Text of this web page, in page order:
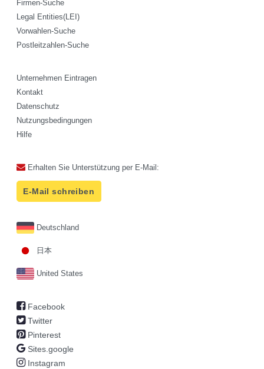
Firmen-Suche
Legal Entities(LEI)
Vorwahlen-Suche
Postleitzahlen-Suche
Unternehmen Eintragen
Kontakt
Datenschutz
Nutzungsbedingungen
Hilfe
Erhalten Sie Unterstützung per E-Mail:
E-Mail schreiben
Deutschland
日本
United States
Facebook
Twitter
Pinterest
Sites.google
Instagram